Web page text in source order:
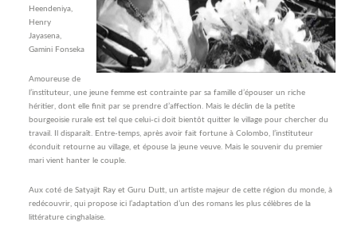
Heendeniya,
Henry
Jayasena,
Gamini Fonseka
Amoureuse de
l’instituteur, une jeune femme est contrainte par sa famille d’épouser un riche
héritier, dont elle finit par se prendre d’affection. Mais le déclin de la petite
bourgeoisie rurale est tel que celui-ci doit bientôt quitter le village pour chercher du
travail. Il disparaît. Entre-temps, après avoir fait fortune à Colombo, l’instituteur
éconduit retourne au village, et épouse la jeune veuve. Mais le souvenir du premier
mari vient hanter le couple.
Aux coté de Satyajit Ray et Guru Dutt, un artiste majeur de cette région du monde, à
redécouvrir, qui propose ici l’adaptation d’un des romans les plus célèbres de la
littérature cinghalaise.